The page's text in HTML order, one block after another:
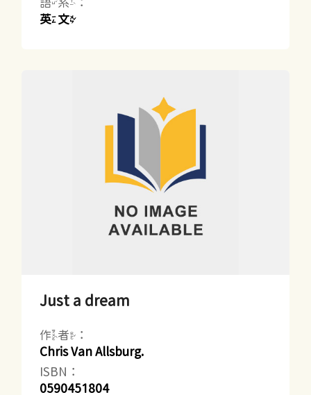
英文
Just a dream
作者：
Chris Van Allsburg.
ISBN：
0590451804